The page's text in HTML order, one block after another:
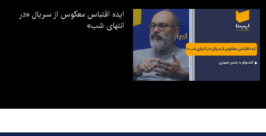
ایده اقتباس معکوس از سریال «در
انتهای شب»